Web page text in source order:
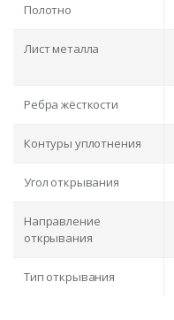
Полотно
Лист металла
Ребра жёсткости
Контуры уплотнения
Угол открывания
Направление
открывания
Тип открывания